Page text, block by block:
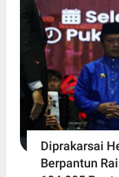
Diprakarsai
Berpantun